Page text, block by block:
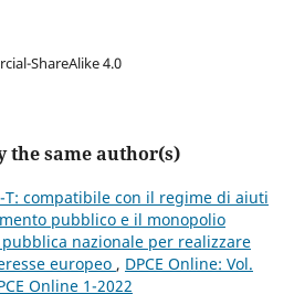
ShareAlike 4.0
the same author(s)
T: compatibile con il regime di aiuti
pubblico e il monopolio
nazionale per realizzare
europeo , DPCE Online: Vol.
Online 1-2022